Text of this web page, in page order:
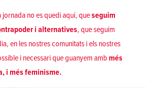
jornada no es quedi aquí, queseguim
i alternatives, que seguim
en les nostres comunitats i els nostres
i necessari que guanyem amb més
i més feminisme.